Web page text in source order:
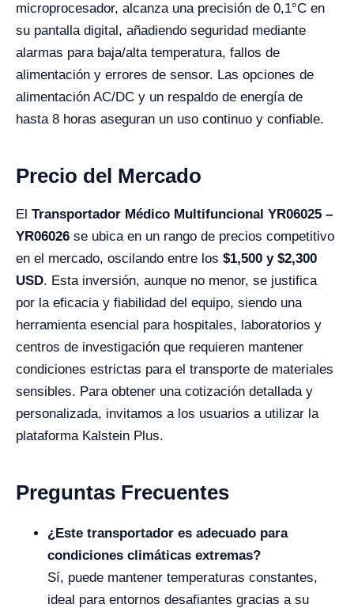
microprocesador, alcanza una precisión de 0,1°C en
su pantalla digital, añadiendo seguridad mediante
alarmas para baja/alta temperatura, fallos de
alimentación y errores de sensor. Las opciones de
alimentación AC/DC y un respaldo de energía de
hasta 8 horas aseguran un uso continuo y confiable.
Precio del Mercado
El Transportador Médico Multifuncional YR06025 –
YR06026 se ubica en un rango de precios competitivo
en el mercado, oscilando entre los $1,500 y $2,300
USD. Esta inversión, aunque no menor, se justifica
por la eficacia y fiabilidad del equipo, siendo una
herramienta esencial para hospitales, laboratorios y
centros de investigación que requieren mantener
condiciones estrictas para el transporte de materiales
sensibles. Para obtener una cotización detallada y
personalizada, invitamos a los usuarios a utilizar la
plataforma Kalstein Plus.
Preguntas Frecuentes
¿Este transportador es adecuado para
condiciones climáticas extremas?
Sí, puede mantener temperaturas constantes,
ideal para entornos desafiantes gracias a su